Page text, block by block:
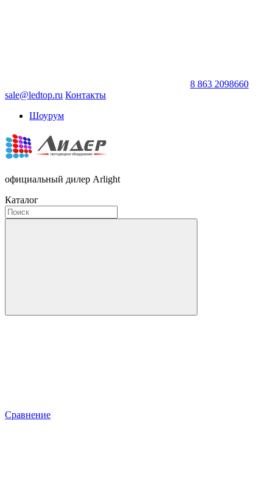
8 863 2098660
sale@ledtop.ru Контакты
Шоурум
официальный дилер Arlight
Каталог
Сравнение